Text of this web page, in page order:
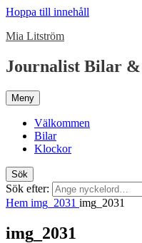
Hoppa till innehåll
Mia Litström
Journalist Bilar
Meny
Välkommen
Bilar
Klockor
Sök
Sök efter:
Hem img_2031 img_2031
img_2031